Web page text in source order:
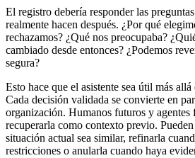
El registro debería responder las
realmente hacen después. ¿Por qué
rechazamos? ¿Qué nos preocupaba?
cambiado desde entonces? ¿Podemos
segura?
Esto hace que el asistente sea útil más
Cada decisión validada se convierte en
organización. Humanos futuros y agentes
recuperarla como contexto previo.
situación actual sea similar, refinarla
restricciones o anularla cuando haya